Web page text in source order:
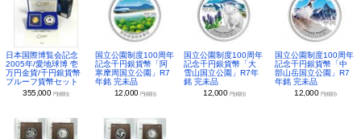
日本国際博覧会記念
2005年/愛地球博 壱
万円金貨/千円銀貨幣
プルーフ貨幣セット
355,000 円(税別)
国立公園制度100周年
記念千円銀貨幣「阿
寒摩周国立公園」R7
年銘 完未品
12,000 円(税別)
国立公園制度100周年
記念千円銀貨幣「大
雪山国立公園」R7年
銘 完未品
12,000 円(税別)
国立公園制度100周年
記念千円銀貨幣「中
部山岳国立公園」R7
年銘 完未品
12,000 円(税別)